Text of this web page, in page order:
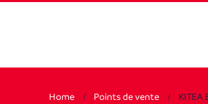
Home Points de vente KITEA